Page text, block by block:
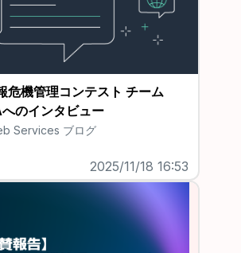
危機管理コンテスト チーム
のインタビュー
Services ブログ
2025/11/18 16:53